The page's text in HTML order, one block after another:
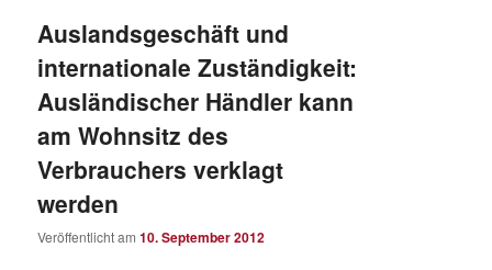
Auslandsgeschäft und
internationale Zuständigkeit:
Ausländischer Händler kann
am Wohnsitz des
Verbrauchers verklagt
werden
Veröffentlicht am10. September 2012